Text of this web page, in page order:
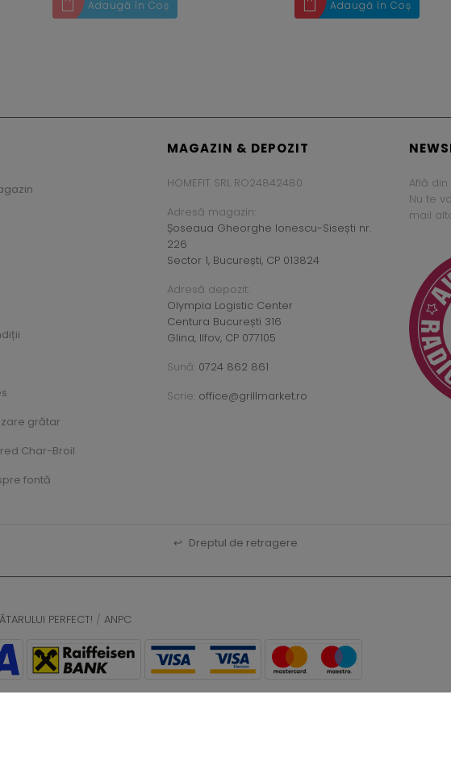
Adaugă în Coș Adaugă în Coș
grătar
Char-Broil
fontă
MAGAZIN & DEPOZIT
HOMEFIT SRL RO24842480
Adresă magazin:
Șoseaua Gheorghe Ionescu-Sisești nr.
226
Sector 1, București, CP 013824
Adresă depozit:
Olympia Logistic Center
Centura București 316
Glina, Ilfov, CP 077105
Sună: 0724 862 861
Scrie: office@grillmarket.ro
Află
Nu te
mail
↩ Dreptul de retragere
PERFECT! / ANPC